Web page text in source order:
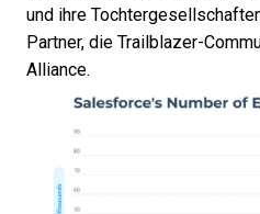
und ihre
Partner, die Trailblazer-
Alliance.